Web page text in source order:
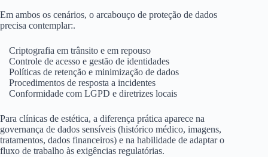
Em ambos os cenários, o arcabouço de proteção de dados
precisa contemplar:.
Criptografia em trânsito e em repouso
Controle de acesso e gestão de identidades
Políticas de retenção e minimização de dados
Procedimentos de resposta a incidentes
Conformidade com LGPD e diretrizes locais
Para clínicas de estética, a diferença prática aparece na
governança de dados sensíveis (histórico médico, imagens,
tratamentos, dados financeiros) e na habilidade de adaptar o
fluxo de trabalho às exigências regulatórias.